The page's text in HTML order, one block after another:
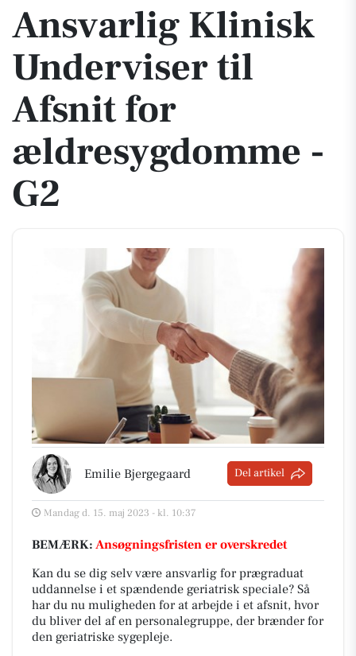
Ansvarlig Klinisk
Underviser til
Afsnit for
ældresygdomme -
G2
Emilie Bjergegaard Del artikel
Mandag d. 15. maj 2023 - kl. 10:37
BEMÆRK: Ansøgningsfristen er overskredet
Kan du se dig selv være ansvarlig for prægraduat
uddannelse i et spændende geriatrisk speciale? Så
har du nu muligheden for at arbejde i et afsnit, hvor
du bliver del af en personalegruppe, der brænder for
den geriatriske sygepleje.